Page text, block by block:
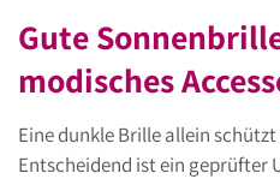
Gute
modisches
Eine dunkle Brille allein
Entscheidend ist ein geprüfter